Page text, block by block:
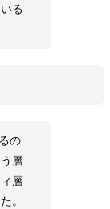
る
の
層
層
。